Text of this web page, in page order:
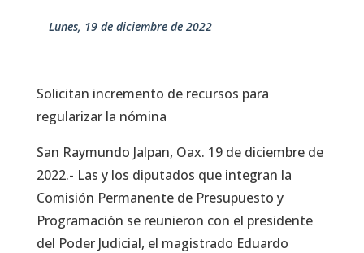
lunes, 19 de diciembre de 2022
Solicitan incremento de recursos para
regularizar la nómina
San Raymundo Jalpan, Oax. 19 de diciembre de
2022.- Las y los diputados que integran la
Comisión Permanente de Presupuesto y
Programación se reunieron con el presidente
del Poder Judicial, el magistrado Eduardo